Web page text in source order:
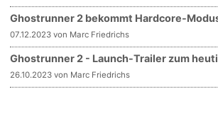
Ghostrunner 2 bekommt Hardcore-
07.12.2023 von Marc Friedrichs
Ghostrunner 2 - Launch-Trailer zum
26.10.2023 von Marc Friedrichs